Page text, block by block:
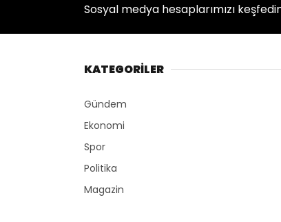
Sosyal medya hesaplarımızı
KATEGORİLER
Gündem
Ekonomi
Spor
Politika
Magazin